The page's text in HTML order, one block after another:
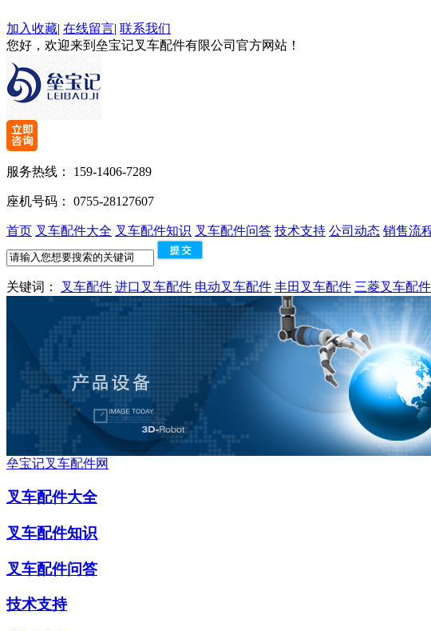
加入收藏| 在线留言| 联系我们
您好，欢迎来到垒宝记叉车配件有限公司官方网站！
服务热线： 159-1406-7289
座机号码： 0755-28127607
首页 叉车配件大全 叉车配件知识 叉车配件问答 技术支持 公司动态 销售流
关键词： 叉车配件 进口叉车配件 电动叉车配件 丰田叉车配件 三菱叉车配件
垒宝记叉车配件网
叉车配件大全
叉车配件知识
叉车配件问答
技术支持